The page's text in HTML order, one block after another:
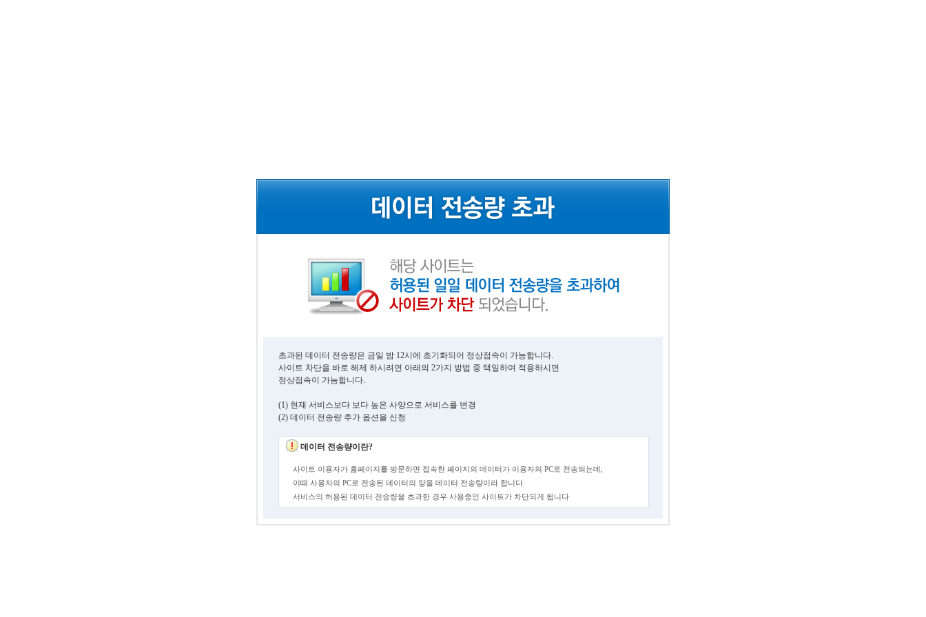
초과된 데이터 전송량은 금일 밤 12시에 초기화되어 정상접속이 가능합니다.
사이트 차단을 바로 해제 하시려면 아래의 2가지 방법 중 택일하여 적용하시면
정상접속이 가능합니다.
(1) 현재 서비스보다 보다 높은 사양으로 서비스를 변경
(2) 데이터 전송량 추가 옵션을 신청
데이터 전송량이란?
사이트 이용자가 홈페이지를 방문하면 접속한 페이지의 데이터가 이용자의 PC로 전송되는데,
이때 사용자의 PC로 전송된 데이터의 양을 데이터 전송량이라 합니다.
서비스의 허용된 데이터 전송량을 초과한 경우 사용중인 사이트가 차단되게 됩니다